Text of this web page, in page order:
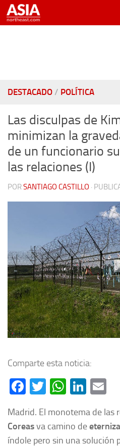
Saltar al contenido
DESTACADO / POLÍTICA
Las disculpas de
minimizan la
de un funcionario
las relaciones (I)
PORSANTIAGO CASTILLO ·
Comparte esta noticia:
Facebook
Twitter
Madrid. El monotema de las
Coreasva camino de
índole pero sin una solución